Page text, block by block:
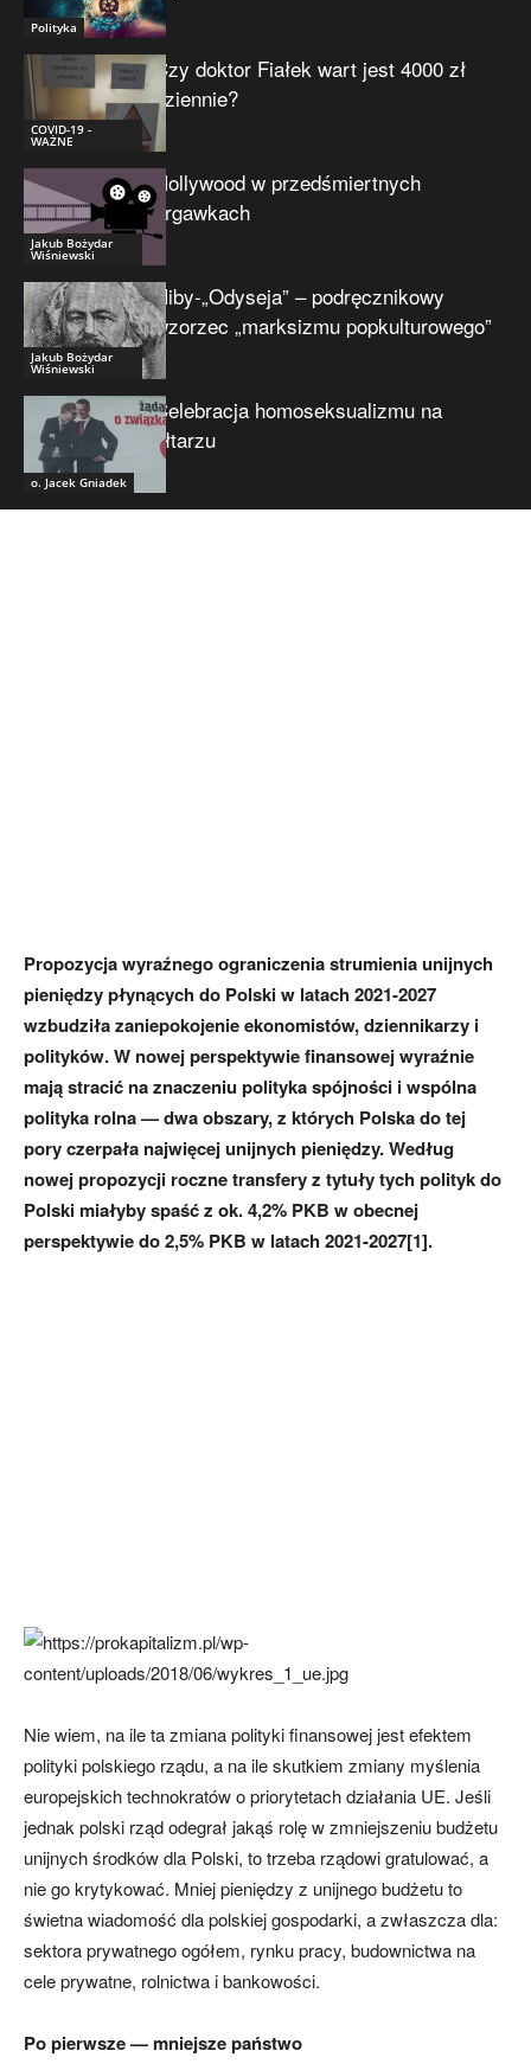
Polityka
COVID-19 -
WAŻNE
Czy doktor Fiałek wart jest 4000 zł
dziennie?
Jakub Bożydar
Wiśniewski
Hollywood w przedśmiertnych
drgawkach
Jakub Bożydar
Wiśniewski
Niby-„Odyseja” – podręcznikowy
wzorzec „marksizmu popkulturowego”
o. Jacek Gniadek
Celebracja homoseksualizmu na
ołtarzu
Propozycja wyraźnego ograniczenia strumienia unijnych
pieniędzy płynących do Polski w latach 2021-2027
wzbudziła zaniepokojenie ekonomistów, dziennikarzy i
polityków. W nowej perspektywie finansowej wyraźnie
mają stracić na znaczeniu polityka spójności i wspólna
polityka rolna — dwa obszary, z których Polska do tej
pory czerpała najwięcej unijnych pieniędzy. Według
nowej propozycji roczne transfery z tytuły tych polityk do
Polski miałyby spaść z ok. 4,2% PKB w obecnej
perspektywie do 2,5% PKB w latach 2021-2027[1].
Nie wiem, na ile ta zmiana polityki finansowej jest efektem
polityki polskiego rządu, a na ile skutkiem zmiany myślenia
europejskich technokratów o priorytetach działania UE. Jeśli
jednak polski rząd odegrał jakąś rolę w zmniejszeniu budżetu
unijnych środków dla Polski, to trzeba rządowi gratulować, a
nie go krytykować. Mniej pieniędzy z unijnego budżetu to
świetna wiadomość dla polskiej gospodarki, a zwłaszcza dla:
sektora prywatnego ogółem, rynku pracy, budownictwa na
cele prywatne, rolnictwa i bankowości.
Po pierwsze — mniejsze państwo